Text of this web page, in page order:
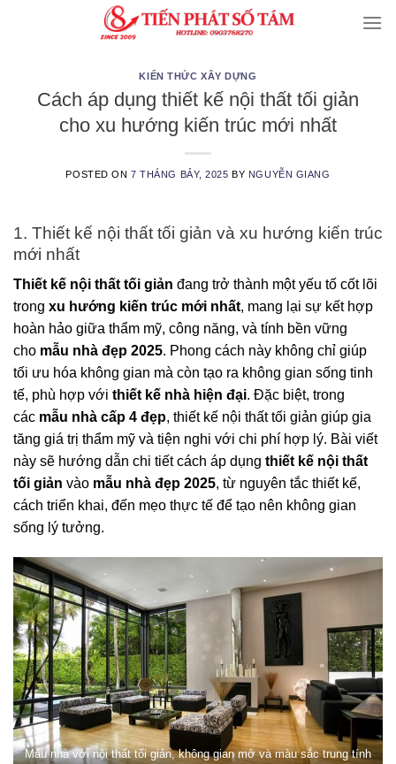
KIẾN THỨC XÂY DỰNG
Cách áp dụng thiết kế nội thất tối giản
cho xu hướng kiến trúc mới nhất
POSTED ON7 THÁNG BẢY, 2025 BY NGUYỄN GIANG
1. Thiết kế nội thất tối giản và xu hướng kiến trúc
mới nhất
Thiết kế nội thất tối giản đang trở thành một yếu tố cốt lõi
trong xu hướng kiến trúc mới nhất, mang lại sự kết hợp
hoàn hảo giữa thẩm mỹ, công năng, và tính bền vững
cho mẫu nhà đẹp 2025. Phong cách này không chỉ giúp
tối ưu hóa không gian mà còn tạo ra không gian sống tinh
tế, phù hợp với thiết kế nhà hiện đại. Đặc biệt, trong
các mẫu nhà cấp 4 đẹp, thiết kế nội thất tối giản giúp gia
tăng giá trị thẩm mỹ và tiện nghi với chi phí hợp lý. Bài viết
này sẽ hướng dẫn chi tiết cách áp dụng thiết kế nội thất
tối giản vào mẫu nhà đẹp 2025, từ nguyên tắc thiết kế,
cách triển khai, đến mẹo thực tế để tạo nên không gian
sống lý tưởng.
Mẫu nhà với nội thất tối giản, không gian mở và màu sắc trung tính